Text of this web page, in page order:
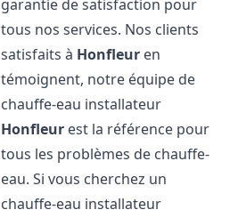
garantie de satisfaction pour
tous nos services. Nos clients
satisfaits à Honfleur en
témoignent, notre équipe de
chauffe-eau installateur
Honfleur est la référence pour
tous les problèmes de chauffe-
eau. Si vous cherchez un
chauffe-eau installateur